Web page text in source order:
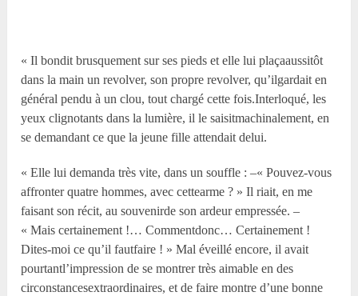
« Il bondit brusquement sur ses pieds et elle lui plaçaaussitôt
dans la main un revolver, son propre revolver, qu’ilgardait en
général pendu à un clou, tout chargé cette fois.Interloqué, les
yeux clignotants dans la lumière, il le saisitmachinalement, en
se demandant ce que la jeune fille attendait delui.
« Elle lui demanda très vite, dans un souffle : –« Pouvez-vous
affronter quatre hommes, avec cettearme ? » Il riait, en me
faisant son récit, au souvenirde son ardeur empressée. –
« Mais certainement !… Commentdonc… Certainement !
Dites-moi ce qu’il fautfaire ! » Mal éveillé encore, il avait
pourtantl’impression de se montrer très aimable en des
circonstancesextraordinaires, et de faire montre d’une bonne